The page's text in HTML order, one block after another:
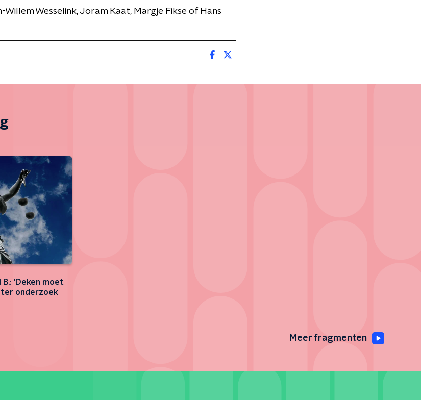
Willem Wesselink, Joram Kaat, Margje Fikse of Hans
'Deken moet
onderzoek
Meer fragmenten